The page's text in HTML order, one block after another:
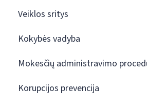
Veiklos sritys
Kokybės vadyba
Mokesčių administravimo
Korupcijos prevencija